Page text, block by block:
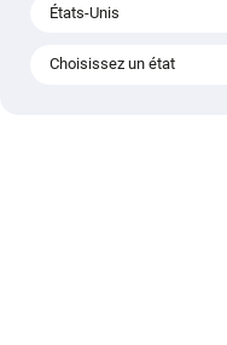
États-Unis
Choisissez un état